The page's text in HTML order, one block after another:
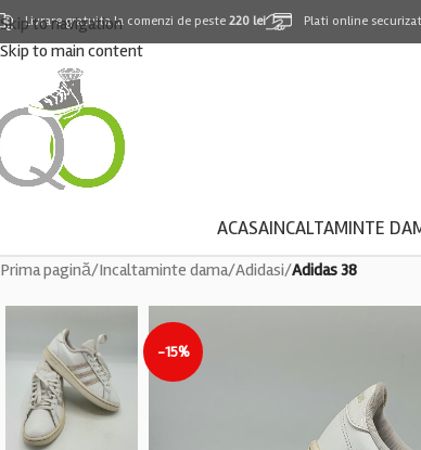
Skip to navigation
Skip to main content
Livrare gratuita la comenzi de peste 220 lei Plati online
ACASAINCALTAMINTE
Prima pagină/Incaltaminte dama/Adidasi/Adidas 38
-15%